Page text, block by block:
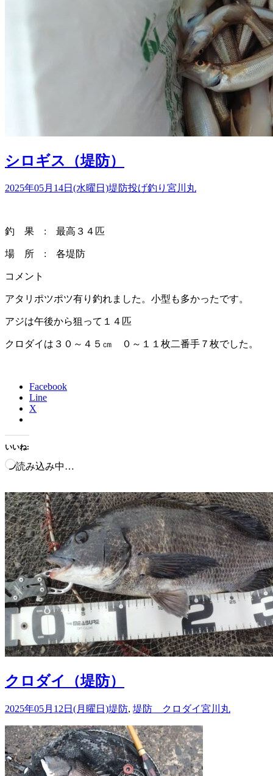
シロギス（堤防）
2025年05月14日(水曜日)堤防投げ釣り 宮川丸
釣 果 : 最高３４匹
場 所 : 各堤防
コメント
アタリポツポツ有り釣れました。小型も多かったです。
アジは午後から狙って１４匹
クロダイは３０～４５㎝ ０～１１枚二番手７枚でした。
Facebook
Line
X
いいね:
読み込み中…
クロダイ（堤防）
2025年05月12日(月曜日)堤防, 堤防 クロダイ宮川丸